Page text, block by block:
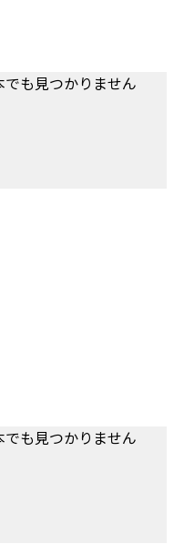
も見つかりません
も見つかりません